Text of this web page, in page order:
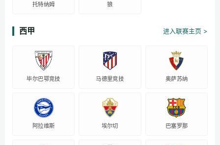
托特纳姆 狼
西甲 进入联赛主页 >
毕尔巴鄂竞技 马德里竞技 奥萨苏纳
阿拉维斯 埃尔切 巴塞罗那